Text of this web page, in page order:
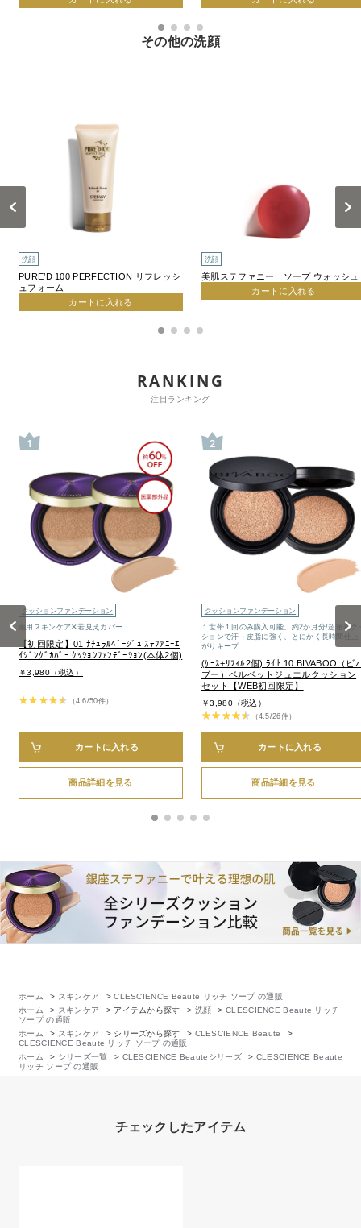
その他の洗顔
洗顔
PURE’D 100 PERFECTION リフレッシ
ュフォーム
カートに入れる
洗顔
美肌ステファニー ソープ ウォッシュ
カートに入れる
RANKING
注目ランキング
Previous
1
クッションファンデーション
薬用スキンケア✕若見えカバー
【初回限定】01 ﾅﾁｭﾗﾙﾍﾞｰｼﾞｭ ｽﾃﾌｧﾆｰｴ
ｲｼﾞﾝｸﾞｶﾊﾞｰ ｸｯｼｮﾝﾌｧﾝﾃﾞｰｼｮﾝ(本体2個)
￥3,980（税込）
（4.6/50件）
カートに入れる
商品詳細を見る
2
クッションファンデーション
１世帯１回のみ購入可能。約2か月分/超密着ク
ションで汗・皮脂に強く、とにかく長時間仕上
がりキープ！
(ｹｰｽ+ﾘﾌｨﾙ2個) ﾗｲﾄ 10 BIVABOO（ビ
ブー）ベルベットジュエルクッション
セット【WEB初回限定】
￥3,980（税込）
（4.5/26件）
カートに入れる
商品詳細を見る
Next
ホーム > スキンケア >CLESCIENCE Beaute リッチ ソープ の通販
ホーム
> スキンケア > アイテムから探す > 洗顔 >CLESCIENCE Beaute リッチ
ソープ の通販
ホーム
> スキンケア > シリーズから探す > CLESCIENCE Beaute
>
CLESCIENCE Beaute リッチ ソープ の通販
ホーム
> シリーズ一覧 > CLESCIENCE Beauteシリーズ > CLESCIENCE Beaute
リッチ ソープ の通販
チェックしたアイテム